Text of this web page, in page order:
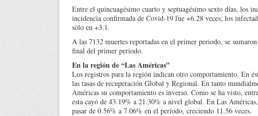
Entre el quincuagésimo cuarto y septuagésimo sexto días, los
incidencia confirmada de Covid-19 fue +6.28 veces; los
sólo en +3.1.
A las 7132 muertes reportadas en el primer periodo, se
final del primer periodo.
En la región de “Las Américas”
Los registros para la región indican otro comportamiento. En
las tasas de recuperación Global y Regional. En tanto
Américas su comportamiento es inverso. Como se ha visto,
esta cayó de 43.19% a 21.30% a nivel global. En Las
pasar de 0.56% a 7.06% en el período, creciendo 11.56 veces.